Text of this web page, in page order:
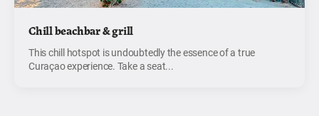
Chill beachbar & grill
This chill hotspot is undoubtedly the essence of a true
Curaçao experience. Take a seat...